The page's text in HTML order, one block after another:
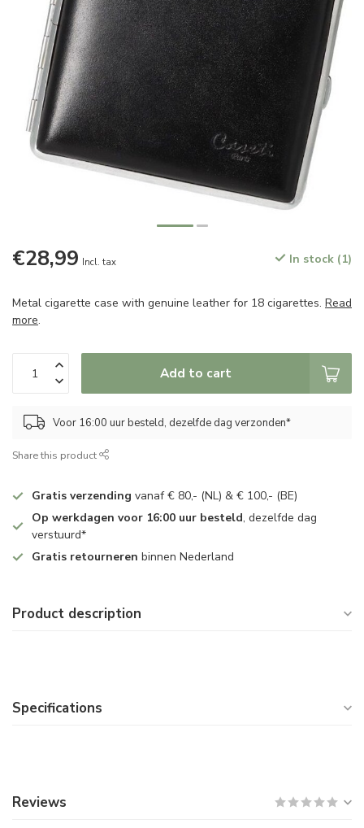
€28,99 Incl. tax In stock (1)
Metal cigarette case with genuine leather for 18 cigarettes. Read
more.
Add to cart
Voor 16:00 uur besteld, dezelfde dag verzonden*
Share this product
Gratis verzending vanaf € 80,- (NL) & € 100,- (BE)
Op werkdagen voor 16:00 uur besteld, dezelfde dag
verstuurd*
Gratis retourneren binnen Nederland
Product description
Specifications
Reviews